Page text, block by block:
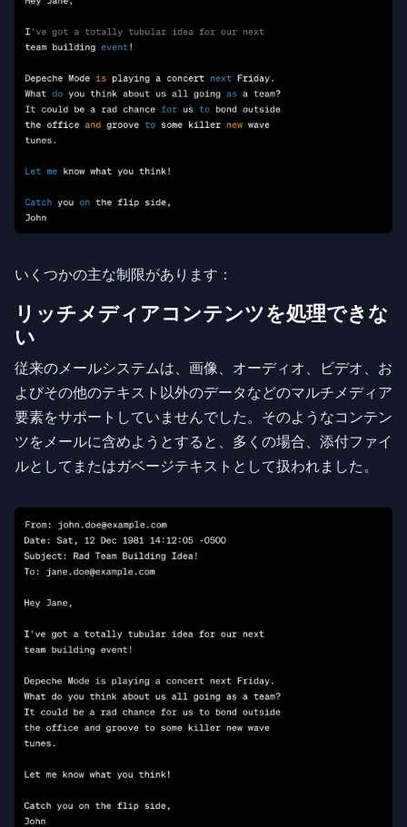
いくつかの主な制限があります：
リッチメディアコンテンツを処理できな
い
従来のメールシステムは、画像、オーディオ、ビデオ、お
よびその他のテキスト以外のデータなどのマルチメディア
要素をサポートしていませんでした。そのようなコンテン
ツをメールに含めようとすると、多くの場合、添付ファイ
ルとしてまたはガベージテキストとして扱われました。